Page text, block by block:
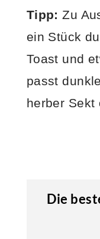
Tipp: Zu
ein Stück
Toast und
passt
herber Sekt